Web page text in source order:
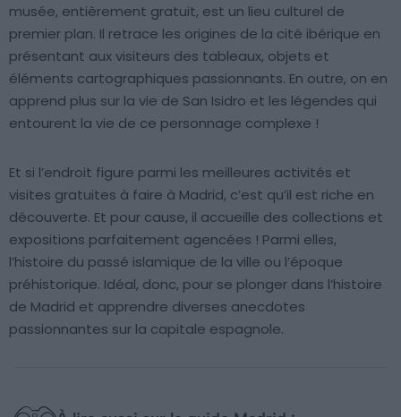
musée, entièrement gratuit, est un lieu culturel de
premier plan. Il retrace les origines de la cité ibérique en
présentant aux visiteurs des tableaux, objets et
éléments cartographiques passionnants. En outre, on en
apprend plus sur la vie de San Isidro et les légendes qui
entourent la vie de ce personnage complexe !
Et si l’endroit figure parmi les meilleures activités et
visites gratuites à faire à Madrid, c’est qu’il est riche en
découverte. Et pour cause, il accueille des collections et
expositions parfaitement agencées ! Parmi elles,
l’histoire du passé islamique de la ville ou l’époque
préhistorique. Idéal, donc, pour se plonger dans l’histoire
de Madrid et apprendre diverses anecdotes
passionnantes sur la capitale espagnole.